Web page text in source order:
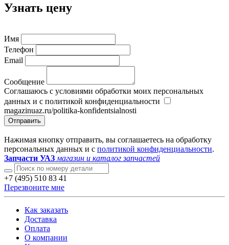
Узнать цену
Имя
Телефон
Email
Сообщение
Соглашаюсь с условиями обработки моих персональных
данных и с политикой конфиденциальности
magazinuaz.ru/politika-konfidentsialnosti
Отправить
Нажимая кнопку отправить, вы соглашаетесь на обработку
персональных данных и с политикой конфиденциальности.
Запчасти УАЗ магазин и каталог запчастей
+7 (495) 510 83 41
Перезвоните мне
Как заказать
Доставка
Оплата
О компании